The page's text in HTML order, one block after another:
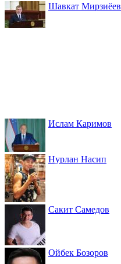
Шавкат Мирзиёев
Ислам Каримов
Нурлан Насип
Сакит Самедов
Ойбек Бозоров